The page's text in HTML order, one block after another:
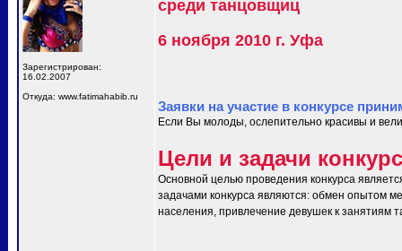
Зарегистрирован:
16.02.2007
Откуда: www.fatimahabib.ru
среди танцовщиц
6 ноября 2010 г. Уфа
Заявки на участие в конкурсе
Если Вы молоды, ослепительно красивы и
Цели и задачи
Основной целью проведения конкурса
задачами конкурса являются: обмен опытом
населения, привлечение девушек к занятиям